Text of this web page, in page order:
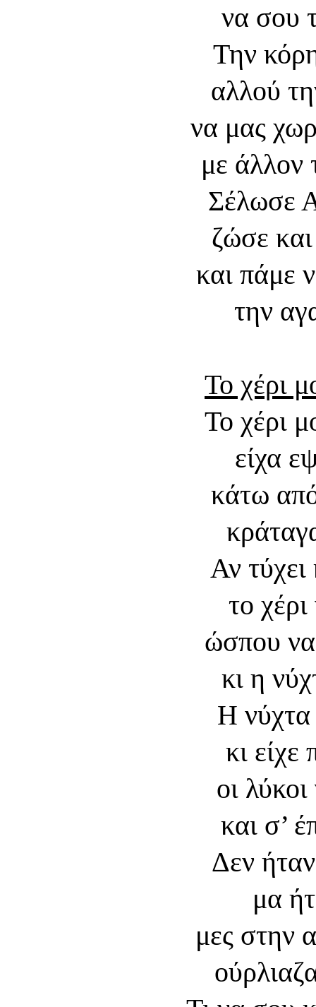
να σου
Την
αλλού
να μας
με άλλον
Σέλωσε
ζώσε
και πάμε
την
Το χέρι
Το χέρι
είχα
κάτω
Αν
το
ώσπου
κι η
Η νύχτα
κι
οι
και σ’
Δεν
μα
μες στην